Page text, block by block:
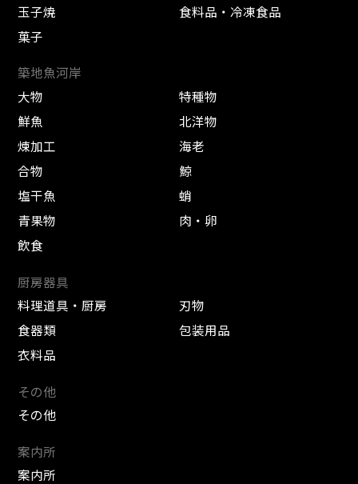
玉子焼
食料品・冷凍食品
菓子
築地魚河岸
大物
特種物
鮮魚
北洋物
煉加工
海老
合物
鯨
塩干魚
蛸
青果物
肉・卵
飲食
厨房器具
料理道具・厨房
刃物
食器類
包装用品
衣料品
その他
その他
案内所
案内所